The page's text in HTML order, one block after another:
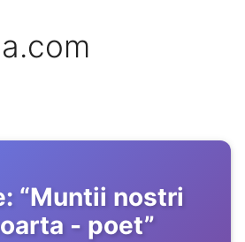
“Muntii nostri
- poet”